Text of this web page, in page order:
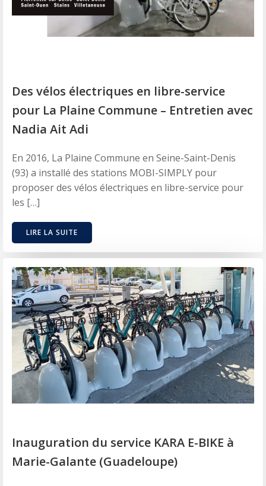
Des vélos électriques en libre-service
pour La Plaine Commune – Entretien avec
Nadia Ait Adi
En 2016, La Plaine Commune en Seine-Saint-Denis
(93) a installé des stations MOBI-SIMPLY pour
proposer des vélos électriques en libre-service pour
les […]
LIRE LA SUITE
Inauguration du service KARA E-BIKE à
Marie-Galante (Guadeloupe)